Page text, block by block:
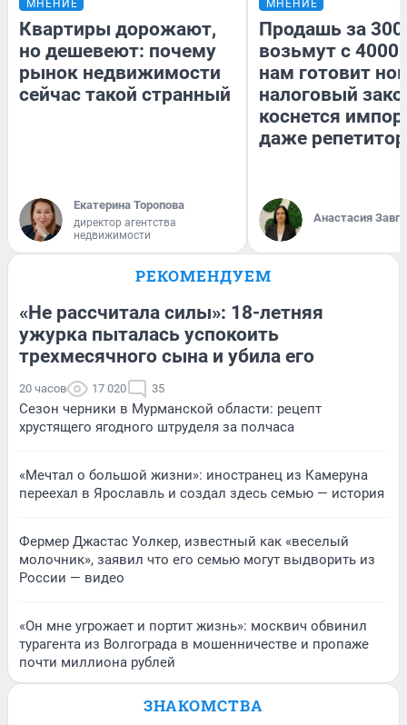
МНЕНИЕ
Квартиры дорожают,
но дешевеют: почему
рынок недвижимости
сейчас такой странный
Екатерина Торопова
директор агентства
недвижимости
МНЕНИЕ
Продашь за
возьмут с
нам готовит
налоговый
коснется
даже
Анастасия
РЕКОМЕНДУЕМ
«Не рассчитала силы»: 18-летняя
ужурка пыталась успокоить
трехмесячного сына и убила его
20 часов 17 020 35
Сезон черники в Мурманской области: рецепт
хрустящего ягодного штруделя за полчаса
«Мечтал о большой жизни»: иностранец из Камеруна
переехал в Ярославль и создал здесь семью — история
Фермер Джастас Уолкер, известный как «веселый
молочник», заявил что его семью могут выдворить из
России — видео
«Он мне угрожает и портит жизнь»: москвич обвинил
турагента из Волгограда в мошенничестве и пропаже
почти миллиона рублей
ЗНАКОМСТВА